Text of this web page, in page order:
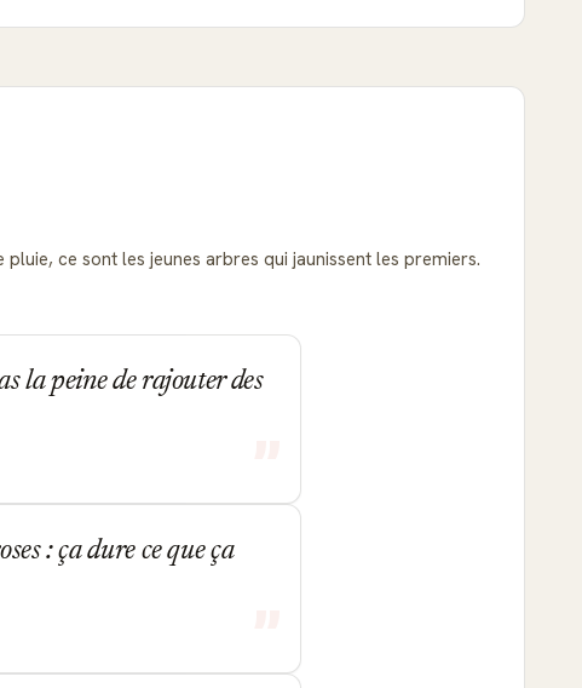
ce sont les jeunes arbres qui jaunissent les premiers.
la peine de rajouter des
: ça dure ce que ça